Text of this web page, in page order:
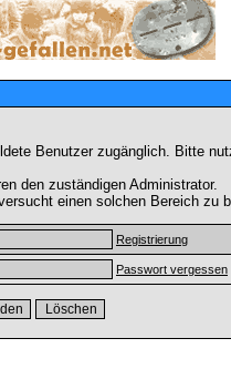
Benutzer zugänglich. Bitte
den zuständigen Administrator.
einen solchen Bereich zu
Registrierung
Passwort vergessen